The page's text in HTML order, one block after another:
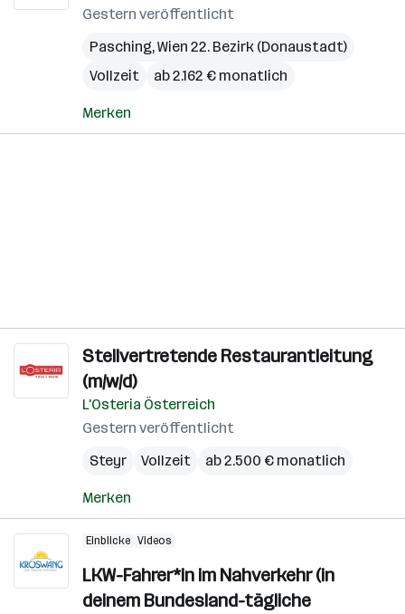
Gestern veröffentlicht
Pasching,Wien 22. Bezirk (Donaustadt)
Vollzeit
ab 2.162 € monatlich
Merken
Stellvertretende Restaurantleitung
(m/w/d)
L'Osteria Österreich
Gestern veröffentlicht
Steyr
Vollzeit ab 2.500 € monatlich
Merken
Einblicke Videos
LKW-Fahrer*in im Nahverkehr (in
deinem Bundesland-tägliche